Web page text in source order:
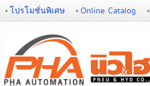
โปรโมชั่นพิเศษ Online Catalog